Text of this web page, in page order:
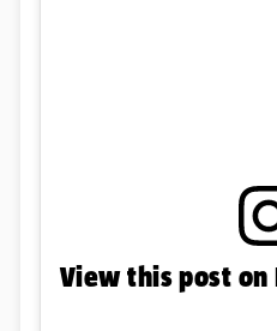
View this post on